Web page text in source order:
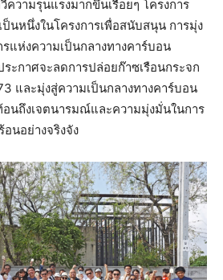
ความรุนแรงมากขึ้นเรื่อยๆ โครงการ
ป็นหนึ่งในโครงการเพื่อสนับสนุน การมุ่ง
แห่งความเป็นกลางทางคาร์บอน
ระกาศจะลดการปล่อยก๊าซเรือนกระจก
และมุ่งสู่ความเป็นกลางทางคาร์บอน
นถึงเจตนารมณ์และความมุ่งมั่นในการ
นอย่างจริงจัง